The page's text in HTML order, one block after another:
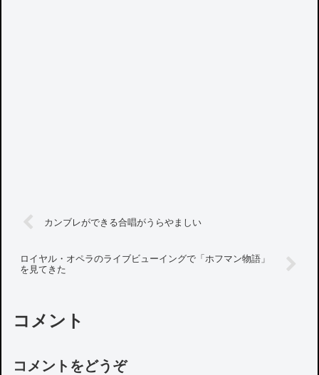
カンブレができる合唱がうらやましい
ロイヤル・オペラのライブビューイングで「ホフマン物語」
を見てきた
コメント
コメントをどうぞ